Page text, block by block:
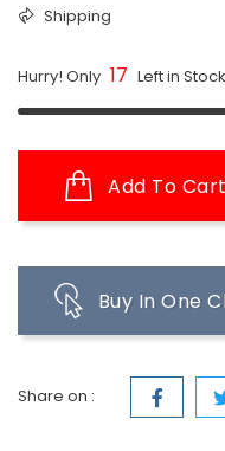
Shipping
Hurry! Only 17 Left in
Add To
Buy In One
Share on :